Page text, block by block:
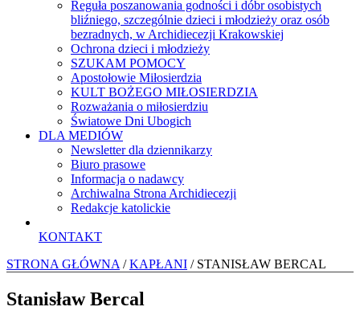
Reguła poszanowania godności i dóbr osobistych
bliźniego, szczególnie dzieci i młodzieży oraz osób
bezradnych, w Archidiecezji Krakowskiej
Ochrona dzieci i młodzieży
SZUKAM POMOCY
Apostołowie Miłosierdzia
KULT BOŻEGO MIŁOSIERDZIA
Rozważania o miłosierdziu
Światowe Dni Ubogich
DLA MEDIÓW
Newsletter dla dziennikarzy
Biuro prasowe
Informacja o nadawcy
Archiwalna Strona Archidiecezji
Redakcje katolickie
KONTAKT
STRONA GŁÓWNA /KAPŁANI / STANISŁAW BERCAL
Stanisław Bercal